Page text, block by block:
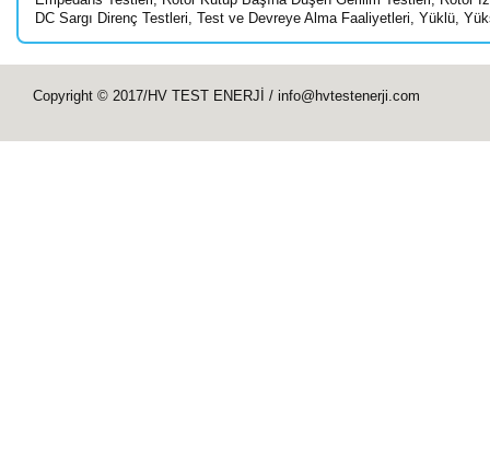
DC Sargı Direnç Testleri, Test ve Devreye Alma Faaliyetleri, Yüklü,
Copyright © 2017/HV TEST ENERJİ / info@hvtestenerji.com